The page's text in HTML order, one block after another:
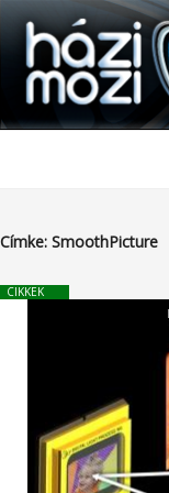
Tartalomhoz
HAZIMOZI
Címke: SmoothPicture
CIKKEK